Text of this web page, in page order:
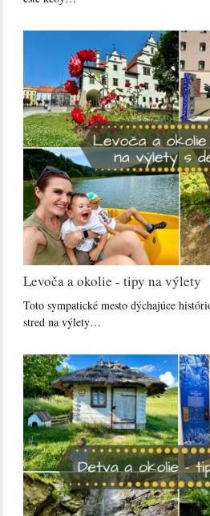
Levoča a okolie - tipy na výlety
Toto sympatické mesto dýchajúce
stred na výlety…